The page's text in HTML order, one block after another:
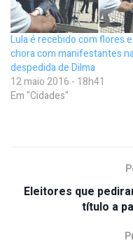
Lula é recebido com flores e
chora com manifestantes
despedida de Dilma
12 maio 2016 - 18h41
Em "Cidades"
Eleitores que
título a